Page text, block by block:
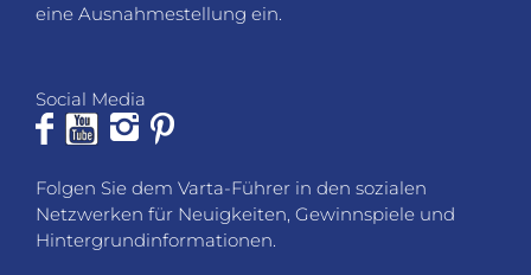
eine Ausnahmestellung ein.
Social Media
Folgen Sie dem Varta-Führer in den sozialen
Netzwerken für Neuigkeiten, Gewinnspiele und
Hintergrundinformationen.